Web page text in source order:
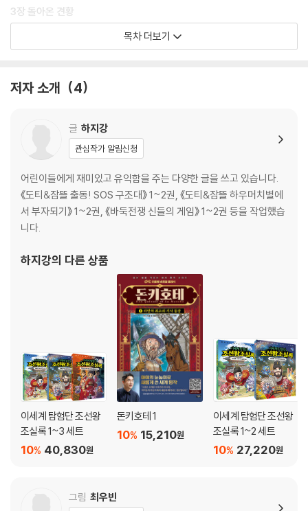
3장 돌아온 견황
5장 진만아, 미안해
재미있는 바둑교실 : 촉촉수와 환격
6장 위기의 바둑부
목차 더보기
저자 소개 4
글 하지강
관심작가 알림신청
어린이들에게 재미있고 유익함을 주는 다양한 글을 쓰고 있습니다.
《도티&잠뜰 출동! SOS 구조대》 1~2권, 《도티&잠뜰 하우머치별에
서 부자되기》 1~2권, 《바둑전쟁 신들의 게임》 1~2권 등을 작업했습
니다.
하지강의 다른 상품
이세계 탐험단 조선왕
조실록 1~3 세트
40,830원
10%
돈키호테 1
15,210원
10%
이세계 탐험단 조선왕
조실록 1~2 세트
27,220원
10%
그림 최우빈